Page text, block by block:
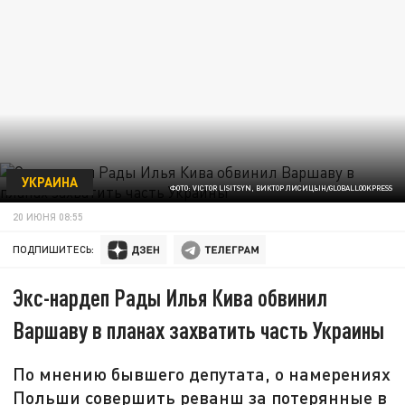
ФОТО: VICTOR LISITSYN, ВИКТОР ЛИСИЦЫН/GLOBALLOOKPRESS
УКРАИНА
20 ИЮНЯ 08:55
ПОДПИШИТЕСЬ:
Экс-нардеп Рады Илья Кива обвинил
Варшаву в планах захватить часть Украины
По мнению бывшего депутата, о намерениях
Польши совершить реванш за потерянные в